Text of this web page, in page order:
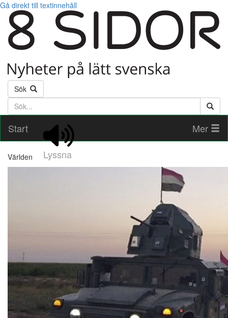
Gå direkt till textinnehåll
Sök
Söktext
Start
Lyssna
Mer
Världen